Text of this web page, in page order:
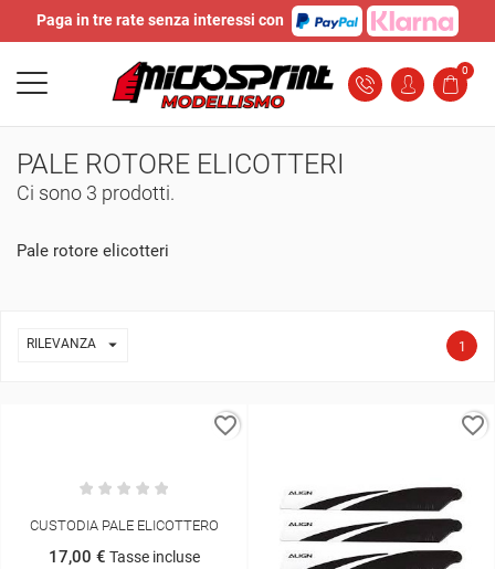
Paga in tre rate senza interessi con
0
PALE ROTORE ELICOTTERI
Ci sono 3 prodotti.
Pale rotore elicotteri
RILEVANZA  1
CUSTODIA PALE ELICOTTERO
17,00 € Tasse incluse
favorite_border favorite_border